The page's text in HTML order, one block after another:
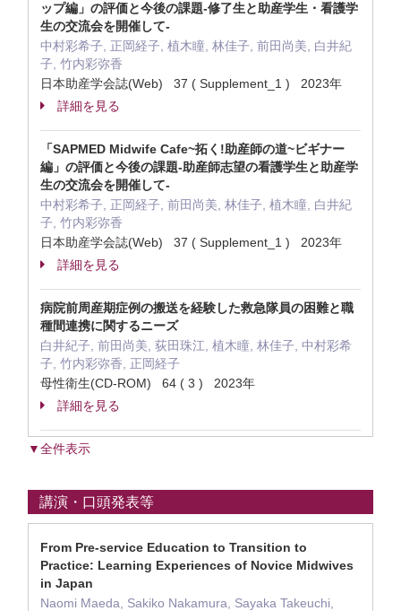
ップ編」の評価と今後の課題-修了生と助産学生・看護学
生の交流会を開催して-
中村彩希子, 正岡経子, 植木瞳, 林佳子, 前田尚美, 白井紀
子, 竹内彩弥香
日本助産学会誌(Web) 37 ( Supplement_1 ) 2023年
詳細を見る
「SAPMED Midwife Cafe~拓く!助産師の道~ビギナー
編」の評価と今後の課題-助産師志望の看護学生と助産学
生の交流会を開催して-
中村彩希子, 正岡経子, 前田尚美, 林佳子, 植木瞳, 白井紀
子, 竹内彩弥香
日本助産学会誌(Web) 37 ( Supplement_1 ) 2023年
詳細を見る
病院前周産期症例の搬送を経験した救急隊員の困難と職
種間連携に関するニーズ
白井紀子, 前田尚美, 荻田珠江, 植木瞳, 林佳子, 中村彩希
子, 竹内彩弥香, 正岡経子
母性衛生(CD-ROM) 64 ( 3 ) 2023年
詳細を見る
▼全件表示
講演・口頭発表等
From Pre-service Education to Transition to
Practice: Learning Experiences of Novice Midwives
in Japan
Naomi Maeda, Sakiko Nakamura, Sayaka Takeuchi,